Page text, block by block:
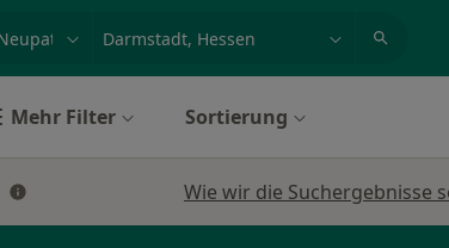
Mehr Filter Sortierung
Wie wir die Suchergebnisse